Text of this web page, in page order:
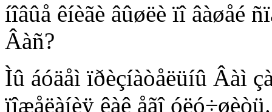
íîâûå êíèãè âûøëè ïî âàøåé
Âàñ?
Ìû áóäåì ïðèçíàòåëüíû Âàì
ïîæåëàíèÿ êàê åãî